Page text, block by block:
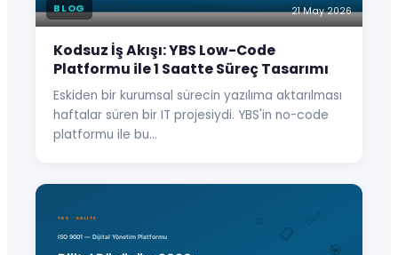
BLOG 21 May 2026
Kodsuz İş Akışı: YBS Low-Code
Platformu ile 1 Saatte Süreç Tasarımı
Eskiden bir kurumsal sürecin yazılıma aktarılması
haftalar süren bir IT projesiydi. YBS'in no-code
platformu ile bu…